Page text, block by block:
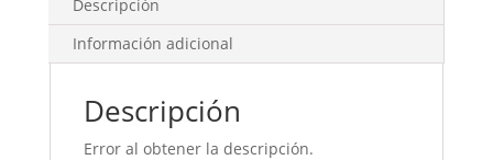
Descripción
Información adicional
Descripción
Error al obtener la descripción.